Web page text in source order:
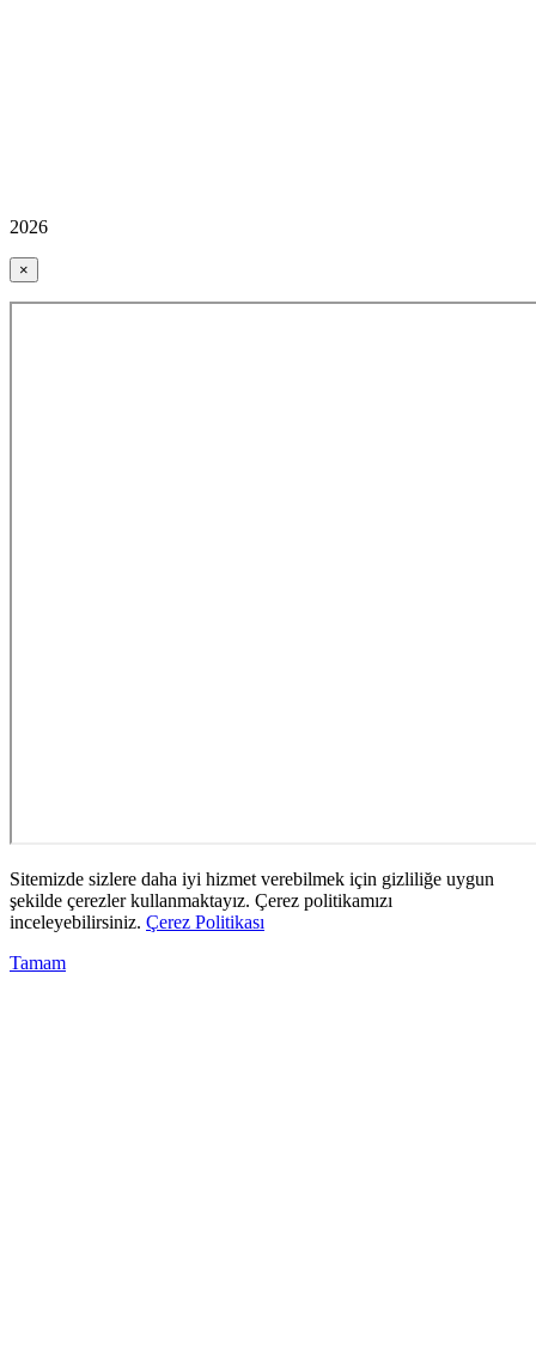
2026
×
Sitemizde sizlere daha iyi hizmet verebilmek için gizliliğe uygun
şekilde çerezler kullanmaktayız. Çerez politikamızı
inceleyebilirsiniz. Çerez Politikası
Tamam